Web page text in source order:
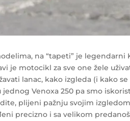
na “tapeti” je
je motocikl za sve one žele
lanac, kako izgleda (i kako
Venoxa 250 pa smo
plijeni pažnju svojim
precizno i sa velikom